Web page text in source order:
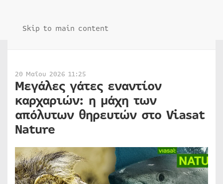
Skip to main content
20 Μαΐου 2026 11:25
Μεγάλες γάτες εναντίον
καρχαριών: η μάχη των
απόλυτων θηρευτών στο Viasat
Nature